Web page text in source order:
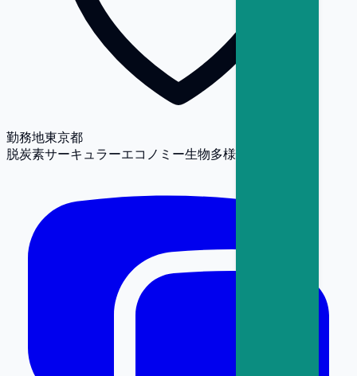
勤務地東京都
脱炭素サーキュラーエコノミー生物多様性